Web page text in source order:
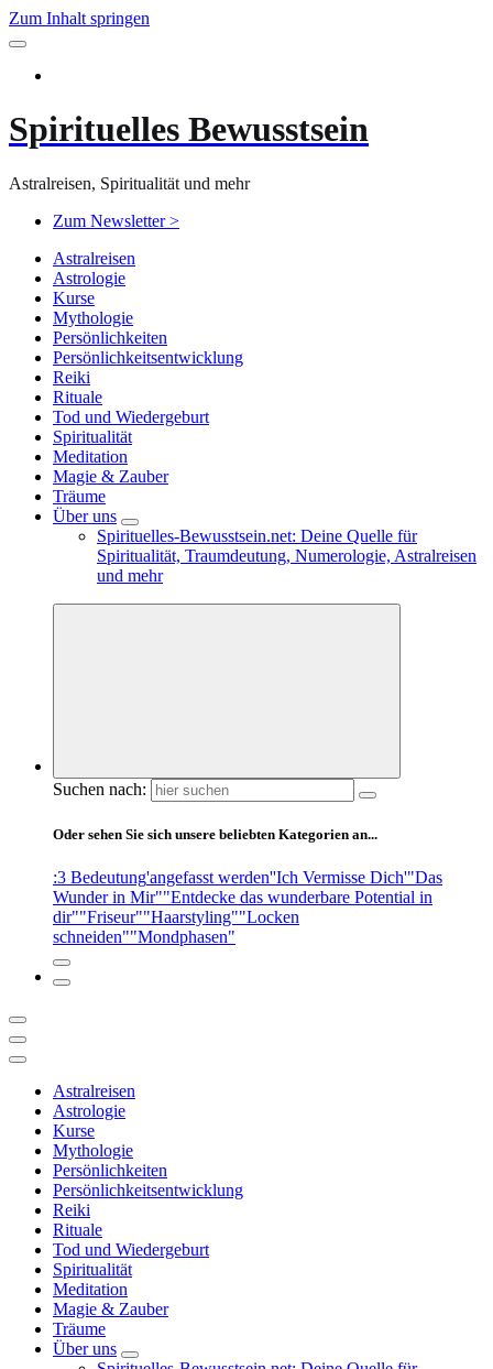
Zum Inhalt springen
Spirituelles Bewusstsein
Astralreisen, Spiritualität und mehr
Zum Newsletter >
Astralreisen
Astrologie
Kurse
Mythologie
Persönlichkeiten
Persönlichkeitsentwicklung
Reiki
Rituale
Tod und Wiedergeburt
Spiritualität
Meditation
Magie & Zauber
Träume
Über uns
Spirituelles-Bewusstsein.net: Deine Quelle für
Spiritualität, Traumdeutung, Numerologie, Astralreisen
und mehr
Suchen nach:
Oder sehen Sie sich unsere beliebten Kategorien an...
:3 Bedeutung'angefasst werden''Ich Vermisse Dich'"Das
Wunder in Mir""Entdecke das wunderbare Potential in
dir""Friseur""Haarstyling""Locken
schneiden""Mondphasen"
Astralreisen
Astrologie
Kurse
Mythologie
Persönlichkeiten
Persönlichkeitsentwicklung
Reiki
Rituale
Tod und Wiedergeburt
Spiritualität
Meditation
Magie & Zauber
Träume
Über uns